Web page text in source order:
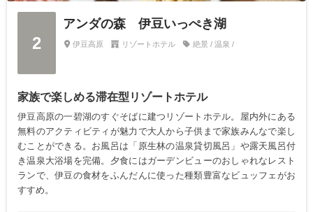
2
アンダの森 伊豆いっぺき湖
伊豆高原 リゾートホテル 絶景 / 温泉 /
家族で楽しめる滞在型リゾートホテル
伊豆高原の一碧湖のすぐそばに建つリゾートホテル。屋内外にある
無料のアクティビティが魅力で大人から子供まで家族みんなで楽し
むことができる。お風呂は「原生林の温泉貸切風呂」や露天風呂付
き温泉大浴場を完備。夕食にはガーデンビューのおしゃれなレスト
ランで、伊豆の食材をふんだんに使った種類豊富なビュッフェがお
すすめ。